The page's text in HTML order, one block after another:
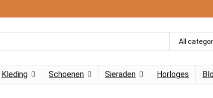
All
Kleding Schoenen Sieraden Horloges